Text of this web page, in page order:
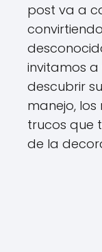
post va a
invitamos
descubrir
manejo,
trucos que
de la